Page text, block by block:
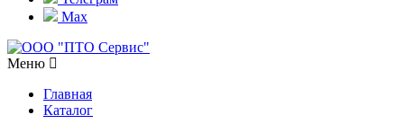
Max
Меню
Главная
Каталог